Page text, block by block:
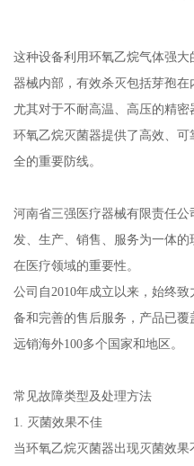
这种设备利用环氧乙烷气体强
器械内部，有效杀灭包括芽孢在
尤其对于不耐高温、高压的精密
环氧乙烷灭菌器提供了高效、
全的重要防线。
河南省三强医疗器械有限责任
发、生产、销售、服务为一体
在医疗领域的重要性。
公司自2010年成立以来，始终
备和完善的售后服务，产品已
远销海外100多个国家和地区。
常见故障类型及处理方法
1. 灭菌效果不佳
当环氧乙烷灭菌器出现灭菌效